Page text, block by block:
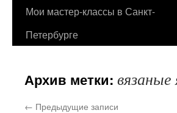
содержимому
Мои мастер-классы в Санкт-
Петербурге
Архив метки: вязаные
← Предыдущие записи